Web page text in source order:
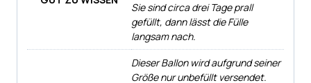
Sie sind circa drei Tage prall
gefüllt, dann lässt die Fülle
langsam nach.
Dieser Ballon wird aufgrund seiner
Größe nur unbefüllt versendet.